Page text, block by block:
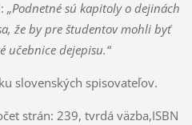
„Podnetné sú kapitoly o dejinách
že by pre študentov mohli byť
učebnice dejepisu.“
slovenských spisovateľov.
strán: 239, tvrdá väzba,ISBN